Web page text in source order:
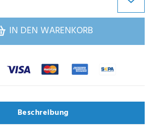
IN DEN WARENKORB
Beschreibung